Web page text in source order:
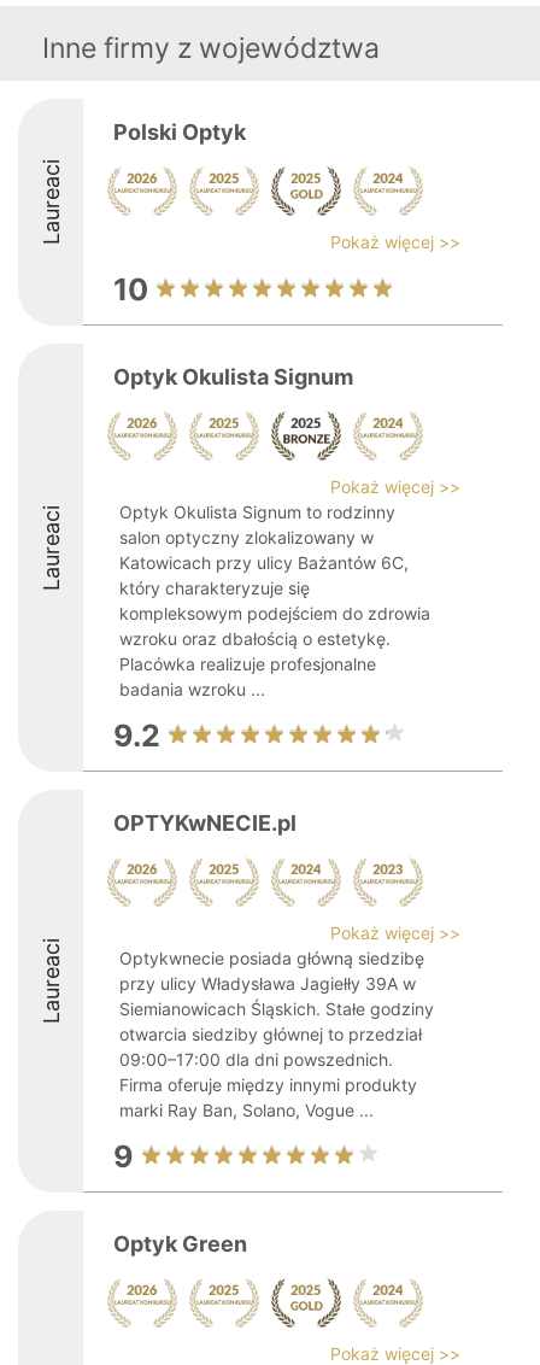
Inne firmy z województwa
Laureaci
Polski Optyk
Pokaż więcej >>
10
Laureaci
Optyk Okulista Signum
Pokaż więcej >>
Optyk Okulista Signum to rodzinny
salon optyczny zlokalizowany w
Katowicach przy ulicy Bażantów 6C,
który charakteryzuje się
kompleksowym podejściem do zdrowia
wzroku oraz dbałością o estetykę.
Placówka realizuje profesjonalne
badania wzroku ...
9.2
Laureaci
OPTYKwNECIE.pl
Pokaż więcej >>
Optykwnecie posiada główną siedzibę
przy ulicy Władysława Jagiełły 39A w
Siemianowicach Śląskich. Stałe godziny
otwarcia siedziby głównej to przedział
09:00–17:00 dla dni powszednich.
Firma oferuje między innymi produkty
marki Ray Ban, Solano, Vogue ...
9
Optyk Green
Pokaż więcej >>